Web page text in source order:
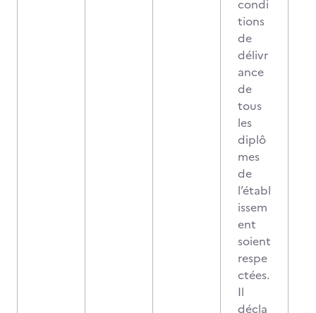
condi
tions
de
délivr
ance
de
tous
les
diplô
mes
de
l’établ
issem
ent
soient
respe
ctées.
Il
décla